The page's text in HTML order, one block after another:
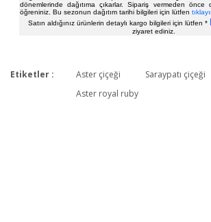
dönemlerinde dağıtıma çıkarlar. Sipariş vermeden önce
öğreniniz. Bu sezonun dağıtım tarihi bilgileri için lütfen
Satın aldığınız ürünlerin detaylı kargo bilgileri için lütfen *
ziyaret ediniz.
Bu ürüne ilk yorumu siz yapın!
Etiketler : Aster çiçeği Saraypatı çiçeği
Aster royal ruby